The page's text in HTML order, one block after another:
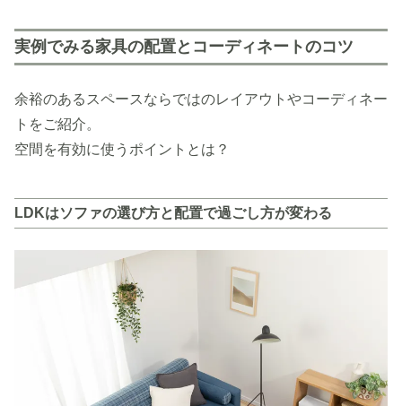
実例でみる家具の配置とコーディネートのコツ
余裕のあるスペースならではのレイアウトやコーディネー
トをご紹介。
空間を有効に使うポイントとは？
LDKはソファの選び方と配置で過ごし方が変わる